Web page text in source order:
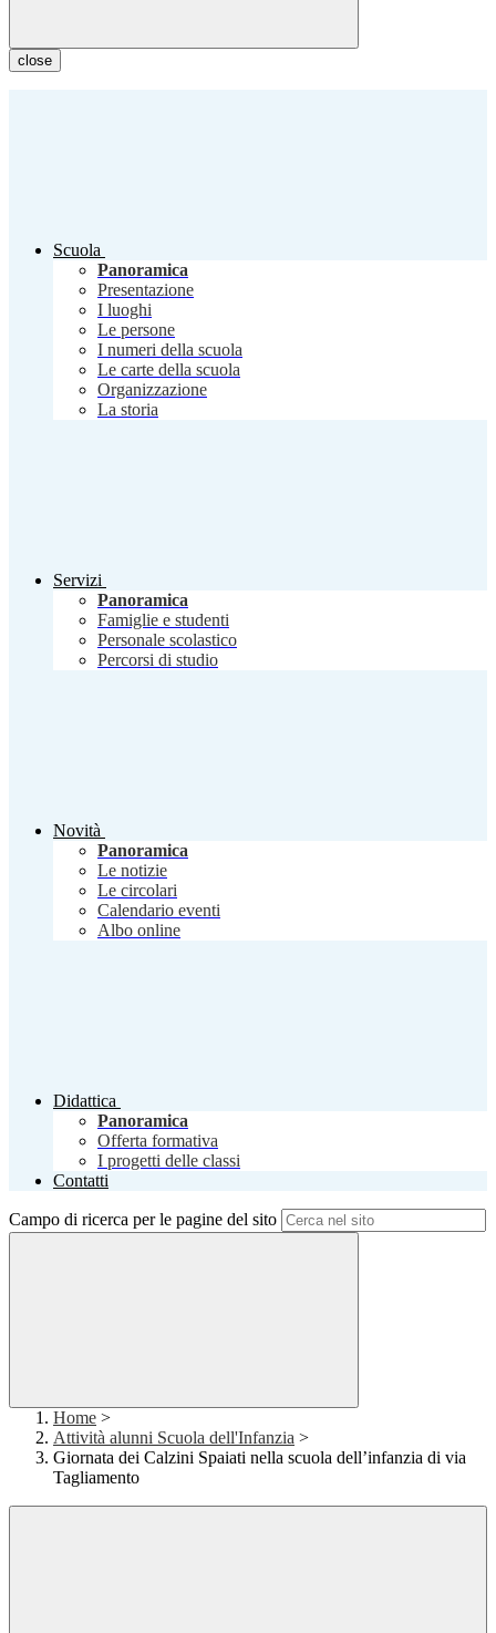
close
Scuola
Panoramica
Presentazione
I luoghi
Le persone
I numeri della scuola
Le carte della scuola
Organizzazione
La storia
Servizi
Panoramica
Famiglie e studenti
Personale scolastico
Percorsi di studio
Novità
Panoramica
Le notizie
Le circolari
Calendario eventi
Albo online
Didattica
Panoramica
Offerta formativa
I progetti delle classi
Contatti
Campo di ricerca per le pagine del sito
Home >
Attività alunni Scuola dell'Infanzia >
Giornata dei Calzini Spaiati nella scuola dell’infanzia di via
Tagliamento